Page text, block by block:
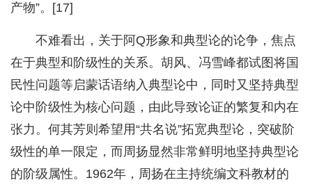
产物”。[17]
不难看出，关于阿Q形象和典型论的论争，焦点
在于典型和阶级性的关系。胡风、冯雪峰都试图将国
民性问题等启蒙话语纳入典型论中，同时又坚持典型
论中阶级性为核心问题，由此导致论证的繁复和内在
张力。何其芳则希望用“共名说”拓宽典型论，突破阶
级性的单一限定，而周扬显然非常鲜明地坚持典型论
的阶级属性。1962年，周扬在主持统编文科教材的